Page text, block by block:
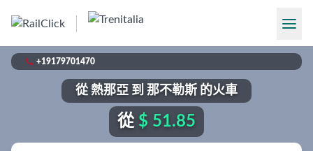
 +19179701470
從 熱那亞 到 那不勒斯 的火車
從 $ 51.85